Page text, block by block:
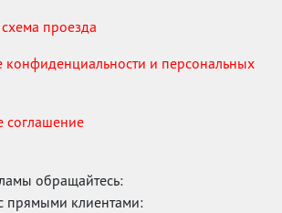
проезда
конфиденциальности и персональных
соглашение
обращайтесь:
прямыми клиентами: